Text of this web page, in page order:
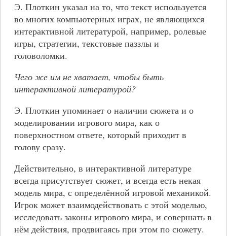
Э. Плоткин указал на то, что текст используется
во многих компьютерных играх, не являющихся
интерактивной литературой, например, ролевые
игры, стратегии, текстовые паззлы и
головоломки.
Чего же им не хватает, чтобы быть
интерактивной литературой?
Э. Плоткин упоминает о наличии сюжета и о
моделировании игрового мира, как о
поверхностном ответе, который приходит в
голову сразу.
Действительно, в интерактивной литературе
всегда присутствует сюжет, и всегда есть некая
модель мира, с определённой игровой механикой.
Игрок может взаимодействовать с этой моделью,
исследовать законы игрового мира, и совершать в
нём действия, продвигаясь при этом по сюжету.